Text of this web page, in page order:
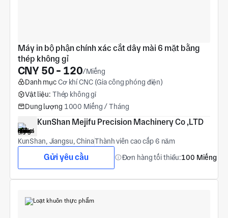
Máy in bộ phận chính xác cắt dây mài 6 mặt bằng
thép không gỉ
CNY 50 - 120/Miếng
Danh mụcCơ khí CNC (Gia công phóng điện)
Vật liệu: Thép không gỉ
Dung lượng 1000 Miếng / Tháng
KunShan Mejifu Precision Machinery Co ,LTD
KunShan, Jiangsu, ChinaThành viên cao cấp 6 năm
Gửi yêu cầu Đơn hàng tối thiểu:100 Miếng